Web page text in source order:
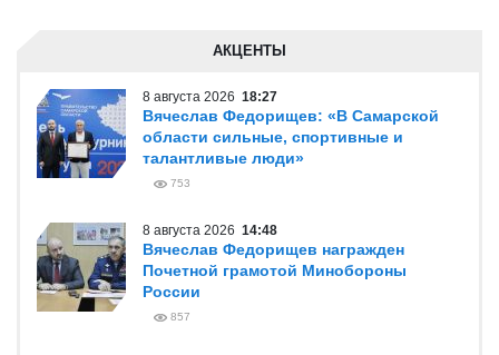
АКЦЕНТЫ
8 августа 2026 18:27
Вячеслав Федорищев: «В Самарской
области сильные, спортивные и
талантливые люди»
753
8 августа 2026 14:48
Вячеслав Федорищев награжден
Почетной грамотой Минобороны
России
857